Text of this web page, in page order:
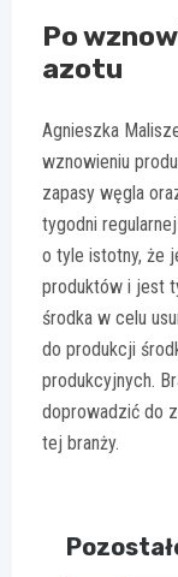
Po
azotu
Agnieszka
wznowieniu
zapasy węgla
tygodni
o tyle istotny, że
produktów i jest
środka w celu
do produkcji
produkcyjnych.
doprowadzić do
tej branży.